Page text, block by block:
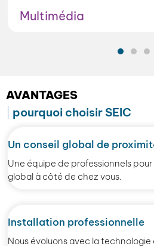
Multimédia
AVANTAGES
pourquoi choisir SEIC
Un conseil global de
Une équipe de professionnels
global à côté de chez vous.
Installation professionnelle
Nous évoluons avec la